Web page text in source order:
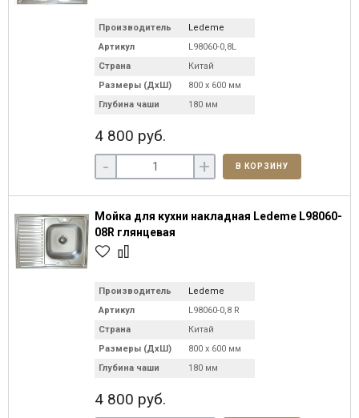
Производитель
Ledeme
Артикул
L98060-0,8L
Страна
Китай
Размеры (ДхШ)
800 х 600 мм
Глубина чаши
180 мм
4 800 руб.
- + В КОРЗИНУ
Мойка для кухни накладная Ledeme L98060-
08R глянцевая
Производитель
Ledeme
Артикул
L98060-0,8 R
Страна
Китай
Размеры (ДхШ)
800 х 600 мм
Глубина чаши
180 мм
4 800 руб.